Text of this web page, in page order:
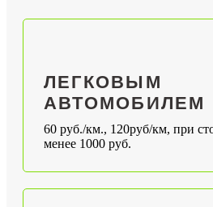
ЛЕГКОВЫМ
АВТОМОБИЛЕМ
60 руб./км., 120руб/км, при
менее 1000 руб.